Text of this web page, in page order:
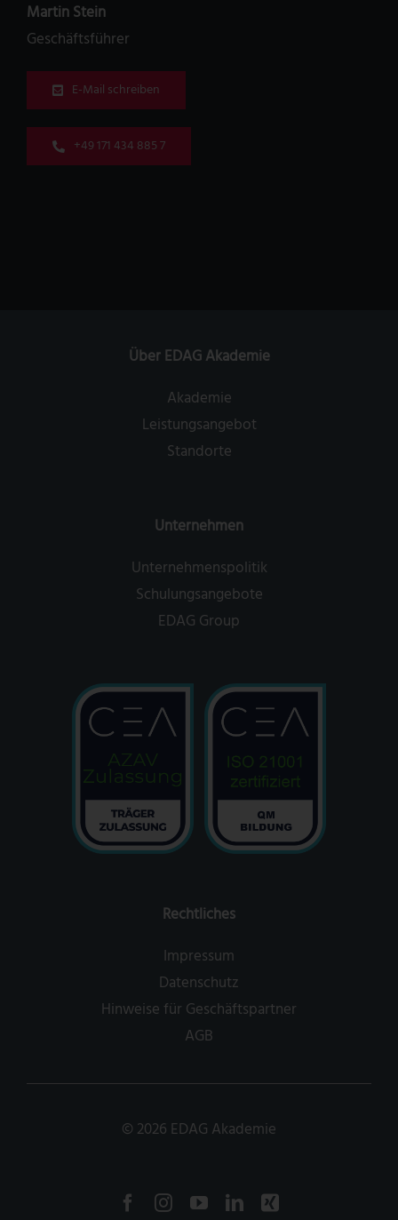
Martin Stein
Geschäftsführer
E-Mail schreiben
+49 171 434 885 7
Über EDAG Akademie
Akademie
Leistungsangebot
Standorte
Unternehmen
Unternehmenspolitik
Schulungsangebote
EDAG Group
Rechtliches
Impressum
Datenschutz
Hinweise für Geschäftspartner
AGB
© 2026 EDAG Akademie